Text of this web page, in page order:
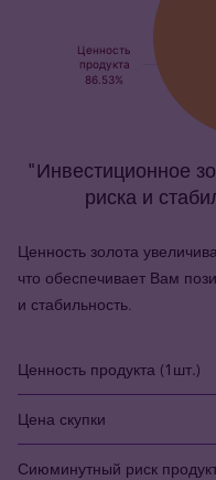
"Инвестиционное
риска и
Ценность золота
что обеспечивает Вам
и стабильность.
Ценность продукта (1шт.)
Цена скупки
Сиюминутный риск